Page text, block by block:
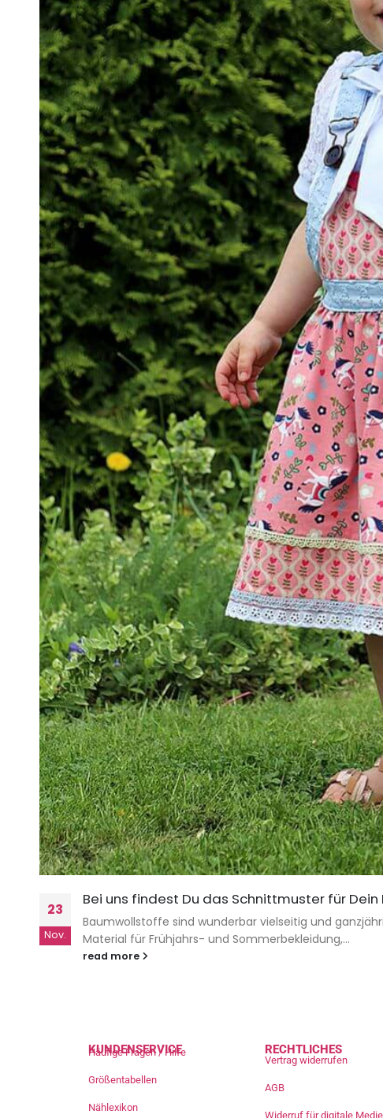
23
Nov.
Bei uns findest Du das Schnittmuster für
Baumwollstoffe sind wunderbar vielseitig und
Material für Frühjahrs- und Sommerbekleidung,...
read more
KUNDENSERVICE
Häufige Fragen / Hilfe
Größentabellen
Nählexikon
RECHTLICHES
Vertrag widerrufen
AGB
Widerruf für digitale